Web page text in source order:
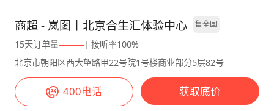
便是老人和孩子也不会出现晕车的情况。 高速
NOA领航辅助功能可实现自动跟车、自动变道
以及自动上下匝道，让你在长途驾驶时能够解放
双脚；在遇到堵车情况时，该功能还能实现自动
跟随前车行驶并在需要时自动停下，无需频繁踩
刹车。其自动泊车功能十分好用，不管是狭窄车
屏搭配10.25英寸的全液晶仪表，虽然谈不上多
豪华，但是显示清晰，操作流畅。第二排和第三
排的座椅材质柔软，包裹性很好，而且前排座椅
都配备了加热、通风和按摩功能，二排座椅还有
腿托，长途旅行时非常舒适。不过，内饰也有一
些细节需要改进。比如车门储物格的空间太小，
商超 - 岚图丨北京合生汇体验中心 售全国
15天订单量
| 接听率100%
北京市朝阳区西大望路甲22号院1号楼商业部分5层82号
400电话 获取底价